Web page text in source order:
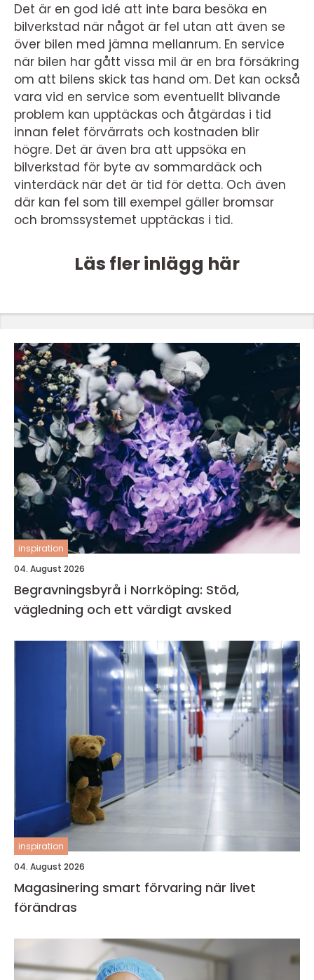
Det är en god idé att inte bara besöka en
bilverkstad när något är fel utan att även se
över bilen med jämna mellanrum. En service
när bilen har gått vissa mil är en bra försäkring
om att bilens skick tas hand om. Det kan också
vara vid en service som eventuellt blivande
problem kan upptäckas och åtgärdas i tid
innan felet förvärrats och kostnaden blir
högre. Det är även bra att uppsöka en
bilverkstad för byte av sommardäck och
vinterdäck när det är tid för detta. Och även
där kan fel som till exempel gäller bromsar
och bromssystemet upptäckas i tid.
Läs fler inlägg här
inspiration
04. August 2026
Begravningsbyrå i Norrköping: Stöd,
vägledning och ett värdigt avsked
inspiration
04. August 2026
Magasinering smart förvaring när livet
förändras